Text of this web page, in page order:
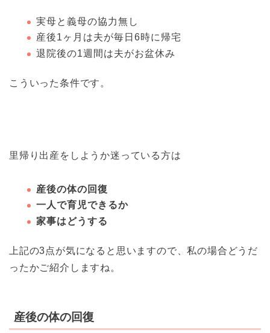
実母と義母の協力無し
産後1ヶ月は夫が毎日6時に帰宅
退院後の1週間は夫がお盆休み
こういった条件です。
里帰り出産をしようか迷っている方は
産後の体の回復
一人で育児できるか
家事はどうする
上記の3点が気になると思いますので、私の場合どうだ
ったかご紹介しますね。
産後の体の回復